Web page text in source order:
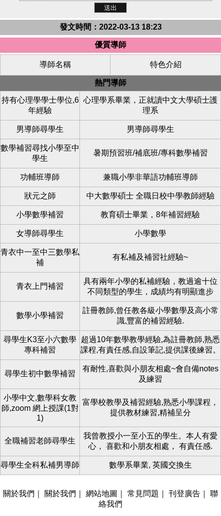
發文時間：2022-03-13 18:23
優質導師
導師名稱 特色介紹
熱門導師
持有心理學學士學位,6
年經驗
心理學系畢業，正就讀中文大學碩士護
理系
男導師尋學生 男導師尋學生
數學補習尋找小學至中
學生
暑期預習班/補底班/專科數學補習
功輔班導師 兼職小學非華語功輔班導師
狀元之師 中大數學碩士 全職日校中學教師經驗
小學數學補習 教育碩士畢業，8年補習經驗
女導師尋學生 小學數學
青衣中一至中三數學私
補
有私補及補習社經驗~
青衣上門補習
具有兩年小學的私補經驗，教過逾十位
不同類型的學生，成績均有明顯進步
數學小學補習
註冊教師,曾任教各級小學數學及高小常
識,豐富的補習經驗.
尋學生K3至小六數學
專科補習
超過10年數學教學經驗,為註冊教師,熟悉
課程,有責任感,自設筆記,提供課後練習。
尋學生初中數學補習
有耐性,喜歡與小朋友相處~會自備notes
及練習
小學中文,數學科女教
師,zoom 網上授課(1對
1)
富學校教學及補習經驗,熟悉小學課程，
提供教材練習,精補呈分
全職補習老師尋學生
我曾教授小一至小五的學生。本人有愛
心， 喜歡和小朋友相處， 有責任感.
尋學生全科私補男導師 數學系畢業, 英國交換生
關於我們 關於我們 網站地圖 常見問題 刊登廣告
聯
絡我們